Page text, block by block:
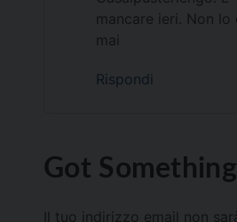
mancare ieri. Non
mai
Rispondi
Got
Il tuo indirizzo email non